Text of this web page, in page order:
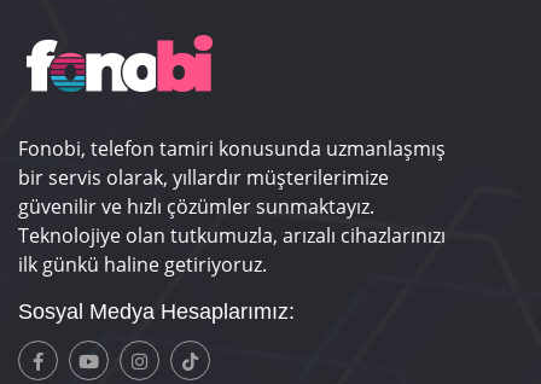
Fonobi, telefon tamiri konusunda uzmanlaşmış
bir servis olarak, yıllardır müşterilerimize
güvenilir ve hızlı çözümler sunmaktayız.
Teknolojiye olan tutkumuzla, arızalı cihazlarınızı
ilk günkü haline getiriyoruz.
Sosyal Medya Hesaplarımız: